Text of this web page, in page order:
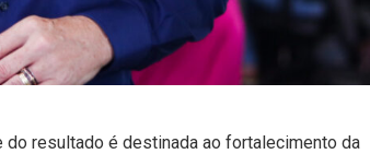
resultado é destinada ao fortalecimento da